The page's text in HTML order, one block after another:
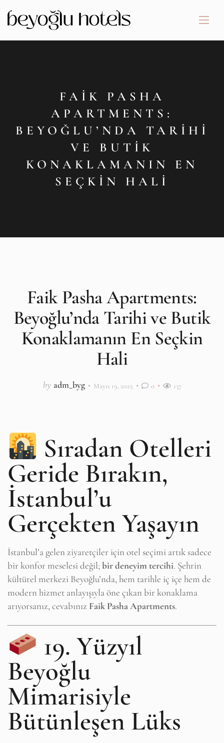
FAIK PASHA
APARTMENTS:
BEYOĞLU’NDA TARIHI
VE BUTIK
KONAKLAMANIN EN
SEÇKIN HALI
Faik Pasha Apartments:
Beyoğlu’nda Tarihi ve Butik
Konaklamanın En Seçkin
Hali
by adm_byg Mayıs 19, 2025 0 137
Sıradan Otelleri
Geride Bırakın,
İstanbul’u
Gerçekten Yaşayın
İstanbul’a gelen ziyaretçiler için otel seçimi artık sadece
bir konfor meselesi değil; bir deneyim tercihi. Şehrin
kültürel merkezi Beyoğlu’nda, hem tarihle iç içe hem de
modern hizmet anlayışıyla öne çıkan bir konaklama
arıyorsanız, cevabınız Faik Pasha Apartments.
19. Yüzyıl
Beyoğlu
Mimarisiyle
Bütünleşen Lüks